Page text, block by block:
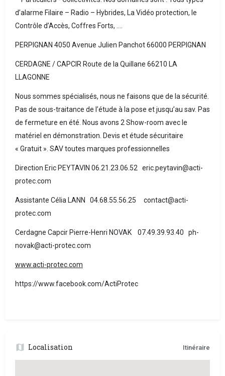
d’alarme Filaire – Radio – Hybrides, La Vidéo protection, le
Contrôle d’Accès, Coffres Forts, ….
PERPIGNAN 4050 Avenue Julien Panchot 66000 PERPIGNAN
CERDAGNE / CAPCIR Route de la Quillane 66210 LA
LLAGONNE
Nous sommes spécialisés, nous ne faisons que de la sécurité.
Pas de sous-traitance de l’étude à la pose et jusqu’au sav. Pas
de fermeture en été. Nous avons 2 Show-room avec le
matériel en démonstration. Devis et étude sécuritaire
« Gratuit ». SAV toutes marques professionnelles
Direction Eric PEYTAVIN 06.21.23.06.52 eric.peytavin@acti-
protec.com
Assistante Célia LANN 04.68.55.56.25 contact@acti-
protec.com
Cerdagne Capcir Pierre-Henri NOVAK 07.49.39.93.40 ph-
novak@acti-protec.com
www.acti-protec.com
https://www.facebook.com/ActiProtec
Localisation Itinéraire